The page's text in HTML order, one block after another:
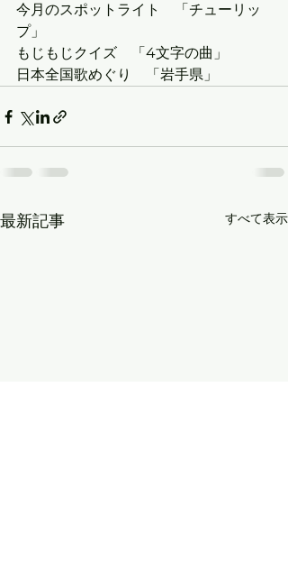
今月のスポットライト　「チューリッ
プ」
もじもじクイズ　「4文字の曲」
日本全国歌めぐり　「岩手県」
最新記事 すべて表示